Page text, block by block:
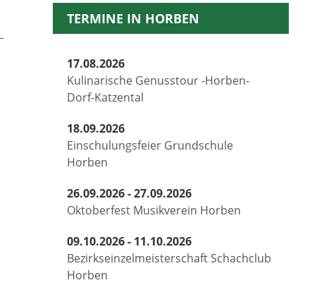
TERMINE IN HORBEN
17.08.2026
Kulinarische Genusstour -Horben-
Dorf-Katzental
18.09.2026
Einschulungsfeier Grundschule
Horben
26.09.2026 - 27.09.2026
Oktoberfest Musikverein Horben
09.10.2026 - 11.10.2026
Bezirkseinzelmeisterschaft Schachclub
Horben